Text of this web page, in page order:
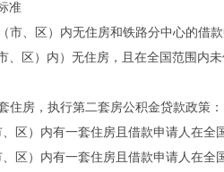
准
、区）内无住房和铁路分中心的借
、区）内）无住房，且在全国范围内
房，执行第二套房公积金贷款政策：
）内有一套住房且借款申请人在全
）内有一套住房且借款申请人在全